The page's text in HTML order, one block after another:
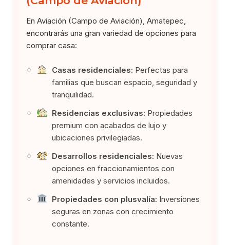
En Aviación (Campo de Aviación), Amatepec,
encontrarás una gran variedad de opciones para
comprar casa:
Casas residenciales: Perfectas para
familias que buscan espacio, seguridad y
tranquilidad.
Residencias exclusivas: Propiedades
premium con acabados de lujo y
ubicaciones privilegiadas.
Desarrollos residenciales: Nuevas
opciones en fraccionamientos con
amenidades y servicios incluidos.
Propiedades con plusvalía: Inversiones
seguras en zonas con crecimiento
constante.